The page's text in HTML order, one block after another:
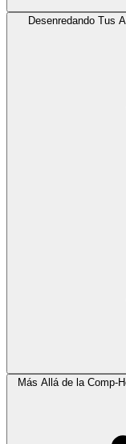
Desenredando Tus
Más Allá de la Comp-